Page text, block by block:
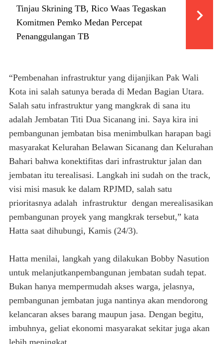
Tinjau Skrining TB, Rico Waas Tegaskan
Komitmen Pemko Medan Percepat
Penanggulangan TB
“Pembenahan infrastruktur yang dijanjikan Pak Wali
Kota ini salah satunya berada di Medan Bagian Utara.
Salah satu infrastruktur yang mangkrak di sana itu
adalah Jembatan Titi Dua Sicanang ini. Saya kira ini
pembangunan jembatan bisa menimbulkan harapan bagi
masyarakat Kelurahan Belawan Sicanang dan Kelurahan
Bahari bahwa konektifitas dari infrastruktur jalan dan
jembatan itu terealisasi. Langkah ini sudah on the track,
visi misi masuk ke dalam RPJMD, salah satu
prioritasnya adalah infrastruktur dengan merealisasikan
pembangunan proyek yang mangkrak tersebut,” kata
Hatta saat dihubungi, Kamis (24/3).
Hatta menilai, langkah yang dilakukan Bobby Nasution
untuk melanjutkanpembangunan jembatan sudah tepat.
Bukan hanya mempermudah akses warga, jelasnya,
pembangunan jembatan juga nantinya akan mendorong
kelancaran akses barang maupun jasa. Dengan begitu,
imbuhnya, geliat ekonomi masyarakat sekitar juga akan
lebih meningkat.